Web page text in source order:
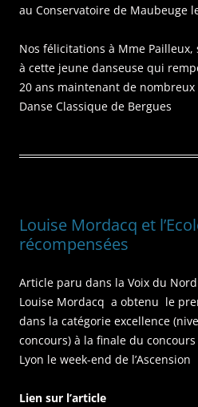
au Conservatoire de Maubeuge
Nos félicitations à Mme
à cette jeune danseuse qui
20 ans maintenant de nombreux
Danse Classique de Bergues
Louise Mordacq et
récompensées
Article paru dans la Voix du
Louise Mordacq a obtenu le
dans la catégorie excellence
concours) à la finale du
Lyon le week-end de l’Ascension
Lien sur l’article